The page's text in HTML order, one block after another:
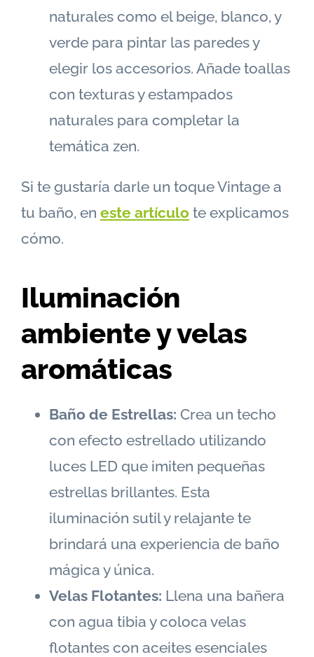
naturales como el beige, blanco, y
verde para pintar las paredes y
elegir los accesorios. Añade toallas
con texturas y estampados
naturales para completar la
temática zen.
Si te gustaría darle un toque Vintage a
tu baño, en este artículo te explicamos
cómo.
Iluminación
ambiente y velas
aromáticas
Baño de Estrellas: Crea un techo
con efecto estrellado utilizando
luces LED que imiten pequeñas
estrellas brillantes. Esta
iluminación sutil y relajante te
brindará una experiencia de baño
mágica y única.
Velas Flotantes: Llena una bañera
con agua tibia y coloca velas
flotantes con aceites esenciales